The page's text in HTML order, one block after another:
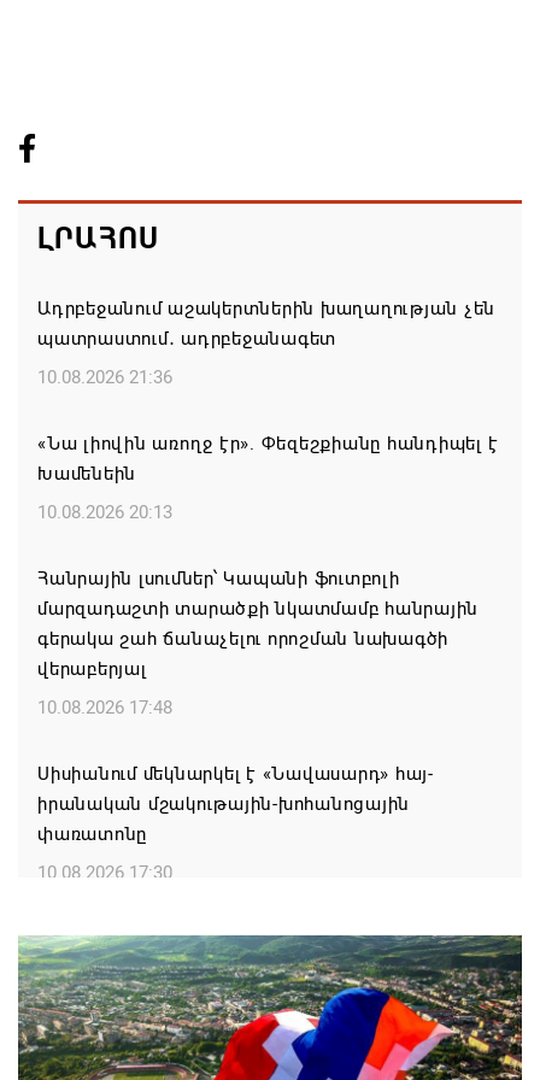
ԼՐԱՀՈՍ
Ադրբեջանում աշակերտներին խաղաղության չեն
պատրաստում․ ադրբեջանագետ
10.08.2026 21:36
«Նա լիովին առողջ էր». Փեզեշքիանը հանդիպել է
Խամենեին
10.08.2026 20:13
Հանրային լսումներ՝ Կապանի ֆուտբոլի
մարզադաշտի տարածքի նկատմամբ հանրային
գերակա շահ ճանաչելու որոշման նախագծի
վերաբերյալ
10.08.2026 17:48
Սիսիանում մեկնարկել է «Նավասարդ» հայ-
իրանական մշակութային-խոհանոցային
փառատոնը
10.08.2026 17:30
«Սա այն է, ինչ 12-13 տարեկան երեխան սովորում
է Ադրբեջանում»․ Տաթևիկ Հայրապետյան
10.08.2026 17:09
Պատերազմից յոթ օր առաջ էր․